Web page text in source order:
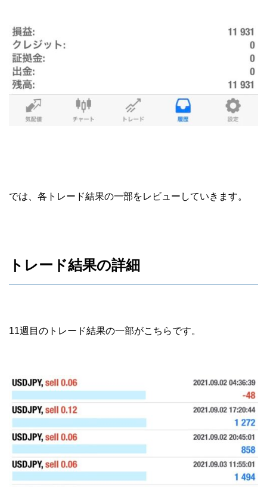
では、各トレード結果の一部をレビューしていきます。
トレード結果の詳細
11週目のトレード結果の一部がこちらです。